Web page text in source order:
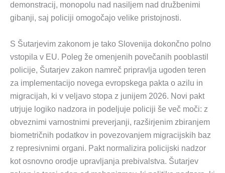
demonstracij, monopolu nad nasiljem nad družbenimi
gibanji, saj policiji omogočajo velike pristojnosti.
S Šutarjevim zakonom je tako Slovenija dokončno polno
vstopila v EU. Poleg že omenjenih povečanih pooblastil
policije, Šutarjev zakon namreč pripravlja ugoden teren
za implementacijo novega evropskega pakta o azilu in
migracijah, ki v veljavo stopa z junijem 2026. Novi pakt
utrjuje logiko nadzora in podeljuje policiji še več moči: z
obveznimi varnostnimi preverjanji, razširjenim zbiranjem
biometričnih podatkov in povezovanjem migracijskih baz
z represivnimi organi. Pakt normalizira policijski nadzor
kot osnovno orodje upravljanja prebivalstva. Šutarjev